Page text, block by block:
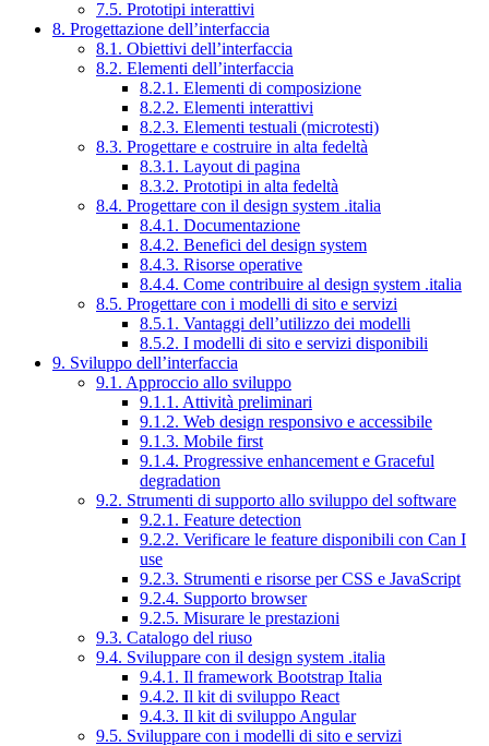
7.5. Prototipi interattivi
8. Progettazione dell’interfaccia
8.1. Obiettivi dell’interfaccia
8.2. Elementi dell’interfaccia
8.2.1. Elementi di composizione
8.2.2. Elementi interattivi
8.2.3. Elementi testuali (microtesti)
8.3. Progettare e costruire in alta fedeltà
8.3.1. Layout di pagina
8.3.2. Prototipi in alta fedeltà
8.4. Progettare con il design system .italia
8.4.1. Documentazione
8.4.2. Benefici del design system
8.4.3. Risorse operative
8.4.4. Come contribuire al design system .italia
8.5. Progettare con i modelli di sito e servizi
8.5.1. Vantaggi dell’utilizzo dei modelli
8.5.2. I modelli di sito e servizi disponibili
9. Sviluppo dell’interfaccia
9.1. Approccio allo sviluppo
9.1.1. Attività preliminari
9.1.2. Web design responsivo e accessibile
9.1.3. Mobile first
9.1.4. Progressive enhancement e Graceful
degradation
9.2. Strumenti di supporto allo sviluppo del software
9.2.1. Feature detection
9.2.2. Verificare le feature disponibili con Can I
use
9.2.3. Strumenti e risorse per CSS e JavaScript
9.2.4. Supporto browser
9.2.5. Misurare le prestazioni
9.3. Catalogo del riuso
9.4. Sviluppare con il design system .italia
9.4.1. Il framework Bootstrap Italia
9.4.2. Il kit di sviluppo React
9.4.3. Il kit di sviluppo Angular
9.5. Sviluppare con i modelli di sito e servizi